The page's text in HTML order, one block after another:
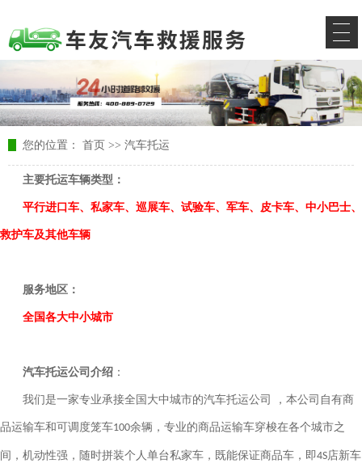
您的位置： 首页 >> 汽车托运
主要托运车辆类型：
平行进口车、私家车、巡展车、试验车、军车、皮卡车、中小巴士、
救护车及其他车辆
服务地区：
全国各大中小城市
汽车托运公司介绍 ：
我们是一家专业承接全国大中城市的汽车托运公司 ，本公司自有商
品运输车和可调度笼车100余辆，专业的商品运输车穿梭在各个城市之
间，机动性强，随时拼装个人单台私家车，既能保证商品车，即4S店新车